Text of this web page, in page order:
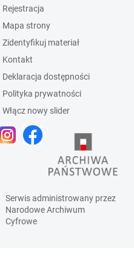
Rejestracja
Mapa strony
Zidentyfikuj materiał
Kontakt
Deklaracja dostępności
Polityka prywatności
Włącz nowy slider
Serwis administrowany przez
Narodowe Archiwum
Cyfrowe